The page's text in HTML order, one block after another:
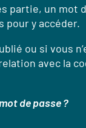
partie, un mot
pour y accéder.
ou si vous
avec la
de passe ?